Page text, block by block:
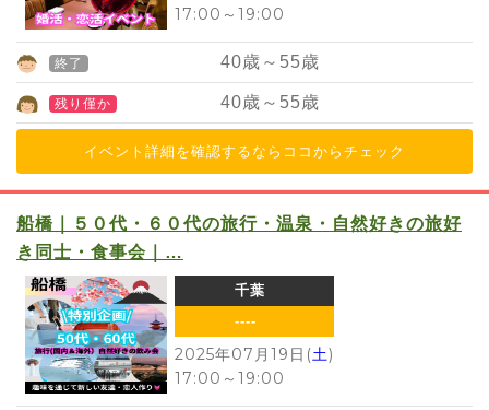
17:00 ～ 19:00
終了 40歳～ 55歳
残り僅か 40歳～ 55歳
イベント詳細を確認するならココからチェック
船橋｜５０代・６０代の旅行・温泉・自然好きの旅好
き同士・食事会｜…
千葉
----
2025年07月19日(土)
17:00 ～ 19:00